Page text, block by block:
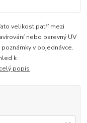
velikost patří mezi
nebo barevný UV
v objednávce.
k
celý popis